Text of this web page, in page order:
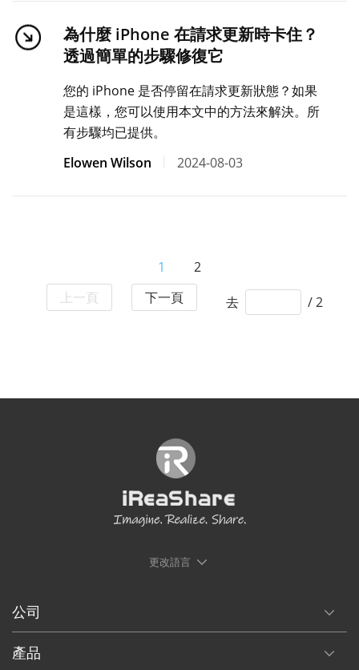
為什麼 iPhone 在請求更新時卡住？
透過簡單的步驟修復它
您的 iPhone 是否停留在請求更新狀態？如果
是這樣，您可以使用本文中的方法來解決。所
有步驟均已提供。
Elowen Wilson
2024-08-03
上一頁
1
2
下一頁
去 / 2
更改語言
公司
產品